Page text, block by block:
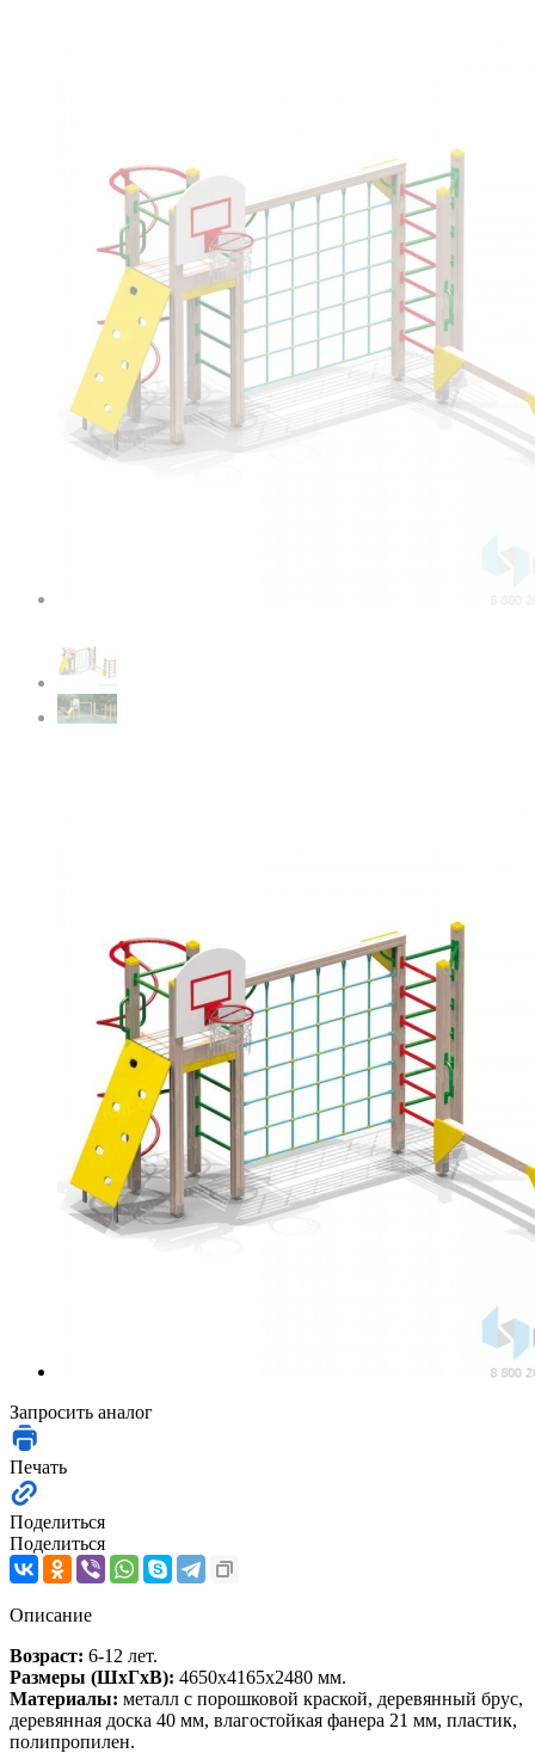
Запросить аналог
Печать
Поделиться
Поделиться
Описание
Возраст: 6-12 лет.
Размеры (ШхГхВ): 4650х4165х2480 мм.
Материалы: металл с порошковой краской, деревянный брус,
деревянная доска 40 мм, влагостойкая фанера 21 мм, пластик,
полипропилен.